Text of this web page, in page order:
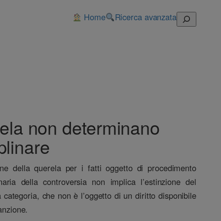
Home Ricerca avanzata Cerca
non determinano
della querela per i fatti oggetto di procedimento
della controversia non implica l’estinzione del
che non è l’oggetto di un diritto disponibile